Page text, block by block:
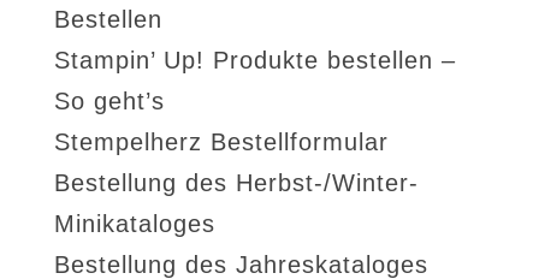
Bestellen
Stampin’ Up! Produkte bestellen –
So geht’s
Stempelherz Bestellformular
Bestellung des Herbst-/Winter-
Minikataloges
Bestellung des Jahreskataloges